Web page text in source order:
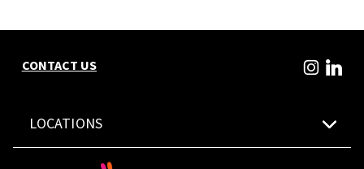
CONTACT US
LOCATIONS